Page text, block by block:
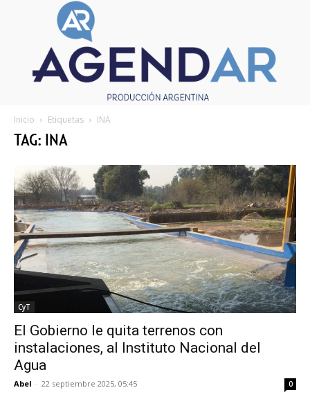
Inicio Etiquetas INA
TAG: INA
CyT
El Gobierno le quita terrenos con
instalaciones, al Instituto Nacional del
Agua
Abel - 22 septiembre 2025, 05:45 0